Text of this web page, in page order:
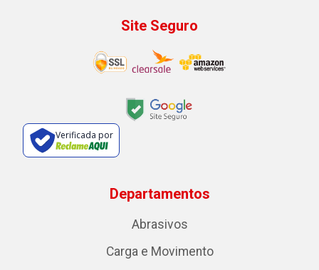
Site Seguro
Verificada por
Departamentos
Abrasivos
Carga e Movimento